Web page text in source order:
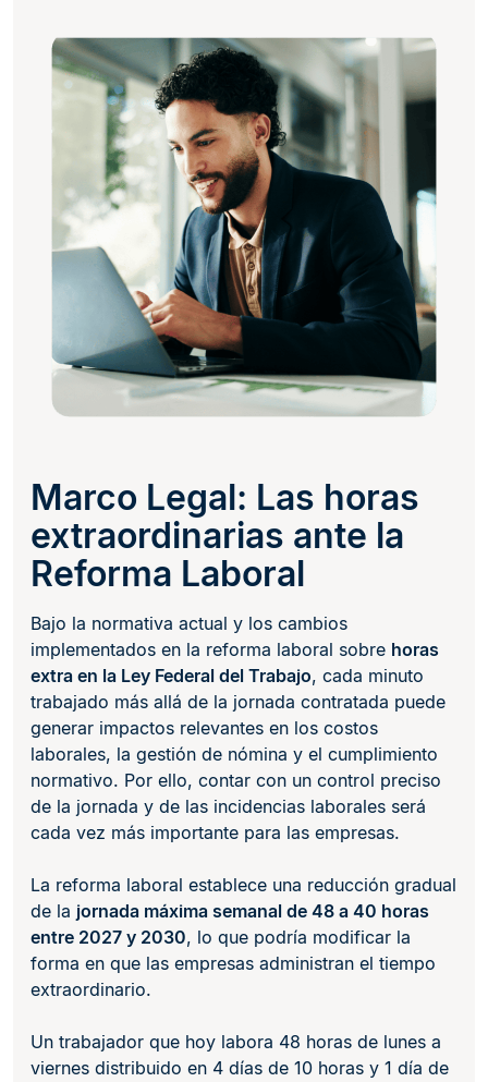
Marco Legal: Las horas
extraordinarias ante la
Reforma Laboral
Bajo la normativa actual y los cambios
implementados en la reforma laboral sobre horas
extra en la Ley Federal del Trabajo, cada minuto
trabajado más allá de la jornada contratada puede
generar impactos relevantes en los costos
laborales, la gestión de nómina y el cumplimiento
normativo. Por ello, contar con un control preciso
de la jornada y de las incidencias laborales será
cada vez más importante para las empresas.
La reforma laboral establece una reducción gradual
de la jornada máxima semanal de 48 a 40 horas
entre 2027 y 2030, lo que podría modificar la
forma en que las empresas administran el tiempo
extraordinario.
Un trabajador que hoy labora 48 horas de lunes a
viernes distribuido en 4 días de 10 horas y 1 día de